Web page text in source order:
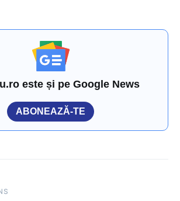
este și pe Google News
ABONEAZĂ-TE